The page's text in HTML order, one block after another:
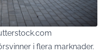
i flera marknader.